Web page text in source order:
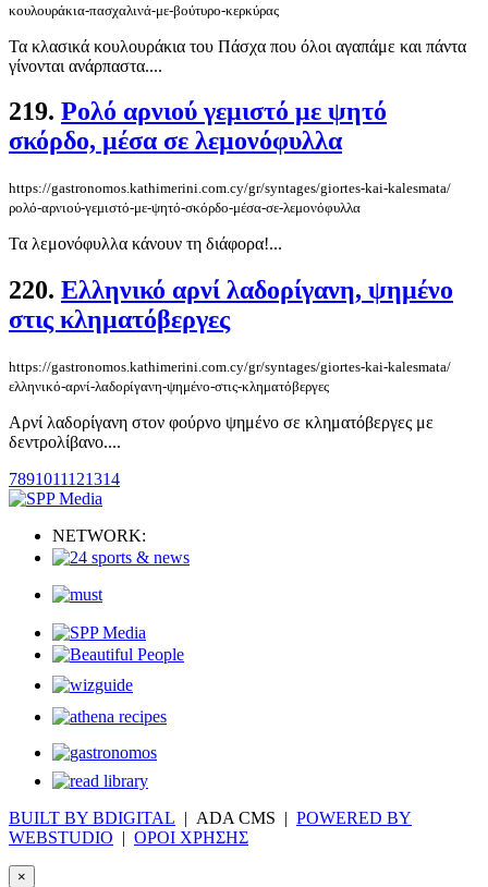
κουλουράκια-πασχαλινά-με-βούτυρο-κερκύρας
Τα κλασικά κουλουράκια του Πάσχα που όλοι αγαπάμε και πάντα
γίνονται ανάρπαστα....
219. Ρολό αρνιού γεμιστό με ψητό
σκόρδο, μέσα σε λεμονόφυλλα
https://gastronomos.kathimerini.com.cy/gr/syntages/giortes-kai-kalesmata/
ρολό-αρνιού-γεμιστό-με-ψητό-σκόρδο-μέσα-σε-λεμονόφυλλα
Τα λεμονόφυλλα κάνουν τη διάφορα!...
220. Ελληνικό αρνί λαδορίγανη, ψημένο
στις κληματόβεργες
https://gastronomos.kathimerini.com.cy/gr/syntages/giortes-kai-kalesmata/
ελληνικό-αρνί-λαδορίγανη-ψημένο-στις-κληματόβεργες
Αρνί λαδορίγανη στον φούρνο ψημένο σε κληματόβεργες με
δεντρολίβανο....
7891011121314
NETWORK:
BUILT BY BDIGITAL | ADA CMS | POWERED BY
WEBSTUDIO | ΟΡΟΙ ΧΡΗΣΗΣ
×